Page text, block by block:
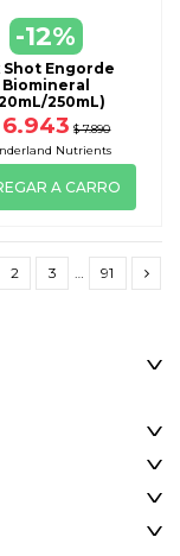
-12%
Shot Engorde
Biomineral
250mL)
$ 7.890
Nutrients
A CARRO
2 3 91